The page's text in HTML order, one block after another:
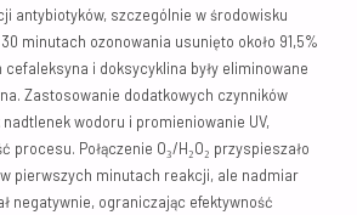
antybiotyków, szczególnie w środowisku
minutach ozonowania usunięto około 91,5%
cefaleksyna i doksycyklina były eliminowane
Zastosowanie dodatkowych czynników
wodoru i promieniowanie UV,
procesu. Połączenie O₃/H₂O₂ przyspieszało
pierwszych minutach reakcji, ale nadmiar
negatywnie, ograniczając efektywność